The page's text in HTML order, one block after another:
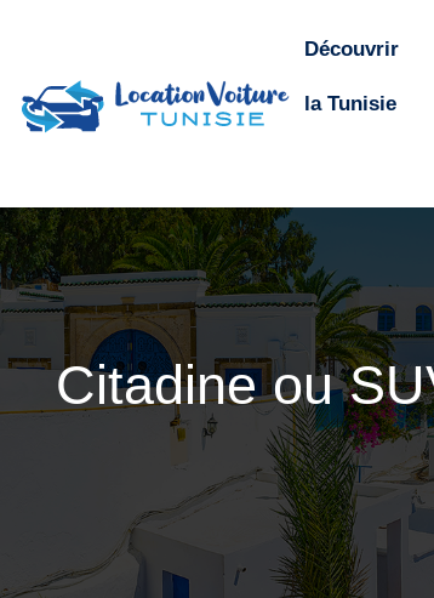
Découvrir
la Tunisie
Citadine ou